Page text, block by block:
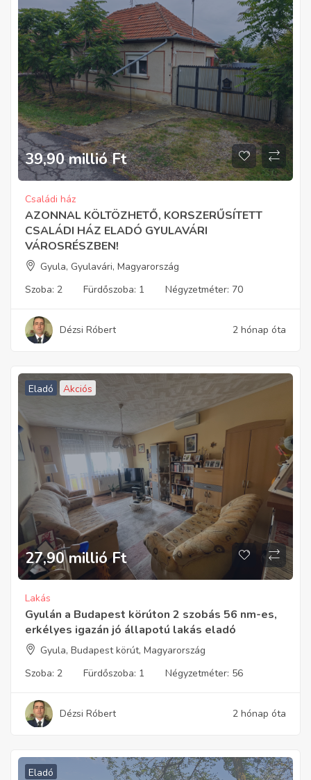
39,90 millió Ft
Családi ház
AZONNAL KÖLTÖZHETŐ, KORSZERŰSÍTETT
CSALÁDI HÁZ ELADÓ GYULAVÁRI
VÁROSRÉSZBEN!
Gyula, Gyulavári, Magyarország
Szoba: 2 Fürdőszoba: 1 Négyzetméter: 70
Dézsi Róbert 2 hónap óta
Eladó Akciós
27,90 millió Ft
Lakás
Gyulán a Budapest körúton 2 szobás 56 nm-es,
erkélyes igazán jó állapotú lakás eladó
Gyula, Budapest körút, Magyarország
Szoba: 2 Fürdőszoba: 1 Négyzetméter: 56
Dézsi Róbert 2 hónap óta
Eladó